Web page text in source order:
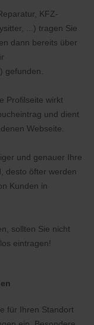
KFZ-
...) tragen Sie
dann bereits über
gefunden.
Profilseite wirkt
und dient
Webseite.
und genauer Ihre
desto öfter werden
Kunden in
sollten Sie nicht
eintragen!
für Ihren Standort